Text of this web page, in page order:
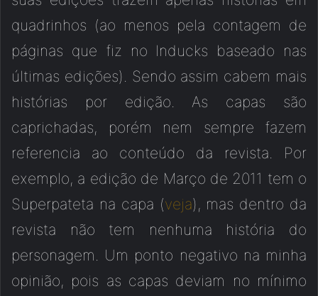
quadrinhos (ao menos pela contagem de
páginas que fiz no Inducks baseado nas
últimas edições). Sendo assim cabem mais
histórias por edição. As capas são
caprichadas, porém nem sempre fazem
referencia ao conteúdo da revista. Por
exemplo, a edição de Março de 2011 tem o
Superpateta na capa (veja), mas dentro da
revista não tem nenhuma história do
personagem. Um ponto negativo na minha
opinião, pois as capas deviam no mínimo